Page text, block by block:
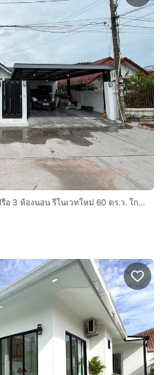
ขายบ้านเดี่ยวชั้นเดียว พัทยา หนองปรือ 3 ห้องนอน รีโนเวทใหม่ 60 ตร.ว. ใกล้ถนนเลียบทางรถไฟ และมอเตอร์เวย์